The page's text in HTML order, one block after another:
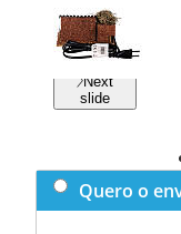
Previous
slide
Next
slide
Quero o